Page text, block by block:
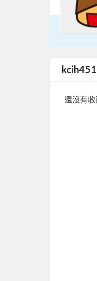
還沒有